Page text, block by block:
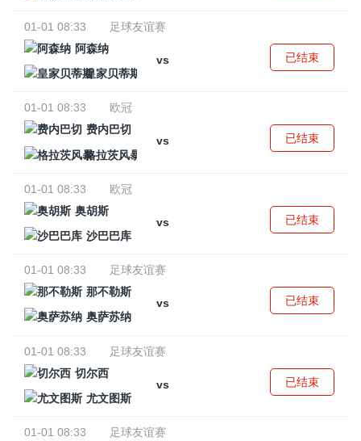
01-01 08:33
足球友谊赛
阿森纳
vs
皇家贝蒂斯
已结束
01-01 08:33
欧冠
费内巴切
vs
格拉茨风暴
已结束
01-01 08:33
欧冠
奥胡斯
vs
沙巴巴库
已结束
01-01 08:33
足球友谊赛
那不勒斯
vs
奥萨苏纳
已结束
01-01 08:33
足球友谊赛
切尔西
vs
尤文图斯
已结束
01-01 08:33 足球友谊赛